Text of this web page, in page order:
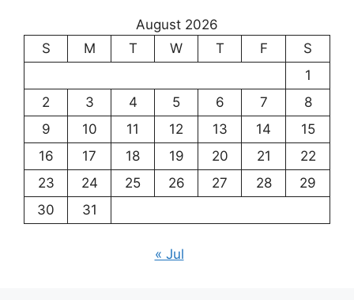
August 2026
S
M T W T F
S
1
2
3 4 5 6 7
8
9
10 11 12 13 14
15
16
17 18 19 20 21
22
23
24 25 26 27 28
29
30
31
« Jul